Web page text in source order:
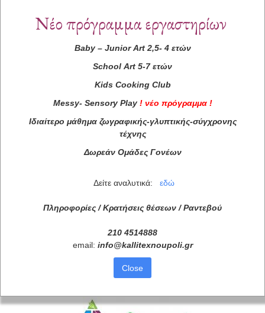
ολιγομελές τμήμα
Δηλώσεις συμμετοχής: 210 – 4514 888
Συνεργάτες
Νέο πρόγραμμα εργαστηρίων
Baby– Junior Art2,5- 4 ετών
School Art 5-7 ετών
Kids Cooking Club
Messy- Sensory Play ! νέο πρόγραμμα !
Ιδιαίτερο μάθημα ζωγραφικής-γλυπτικής-σύγχρονης
τέχνης
Δωρεάν Ομάδες Γονέων
Δείτε αναλυτικά: εδώ
Πληροφορίες / Κρατήσεις θέσεων / Ραντεβού
210 4514888
email: info@kallitexnoupoli.gr
Close